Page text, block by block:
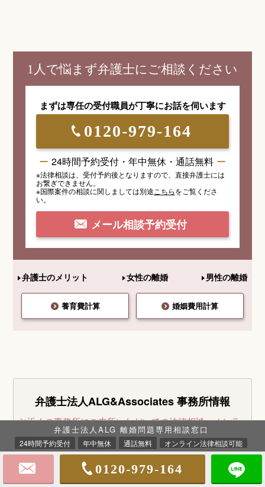
1人で悩まず弁護士にご相談ください
まずは専任の受付職員が丁寧にお話を伺います
0120-979-164
24時間予約受付・年中無休・通話無料
※法律相談は、受付予約後となりますので、 直接弁護士には
お繋ぎできません。
※国際案件の相談に関しましては別途 こちらをご覧くださ
い。
メール相談予約受付
弁護士のメリット 女性の離婚 男性の離婚
養育費計算 婚姻費用計算
弁護士法人ALG&Associates事務所情報
お近くの事務所にご来所いただいての法律相談・オンラ
イン法律相談は30分無料です。お気軽にお問い合せくだ
さい。
※事案により無料法律相談に
弁護士法人ALG 離婚問題専用相談窓口
24時間予約受付 年中無休 通話無料 オンライン法律相談可能
0120-979-164